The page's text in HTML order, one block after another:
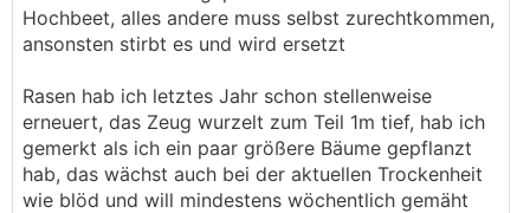
Hochbeet, alles andere muss selbst zurechtkommen,
ansonsten stirbt es und wird ersetzt
Rasen hab ich letztes Jahr schon stellenweise
erneuert, das Zeug wurzelt zum Teil 1m tief, hab ich
gemerkt als ich ein paar größere Bäume gepflanzt
hab, das wächst auch bei der aktuellen Trockenheit
wie blöd und will mindestens wöchentlich gemäht